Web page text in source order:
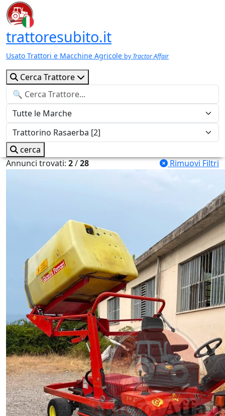
trattoresubito.it
Usato Trattori e Macchine Agricole by Tractor Affair
Cerca Trattore
cerca
Annunci trovati:2/28 Rimuovi Filtri